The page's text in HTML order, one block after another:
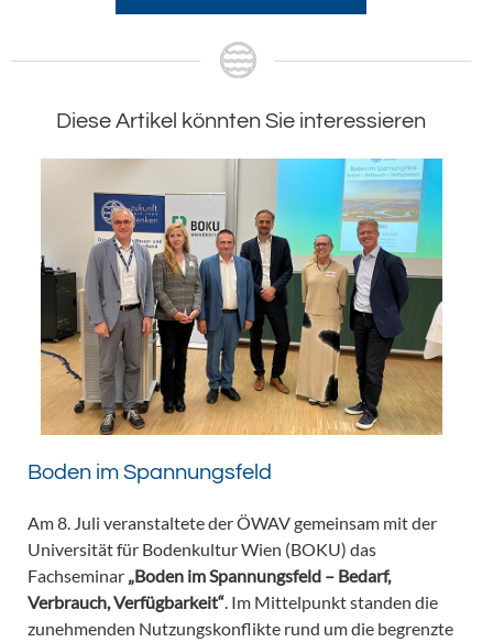
Diese Artikel könnten Sie interessieren
Boden im Spannungsfeld
Am 8. Juli veranstaltete der ÖWAV gemeinsam mit der
Universität für Bodenkultur Wien (BOKU) das
Fachseminar „Boden im Spannungsfeld – Bedarf,
Verbrauch, Verfügbarkeit“ . Im Mittelpunkt standen die
zunehmenden Nutzungskonflikte rund um die begrenzte